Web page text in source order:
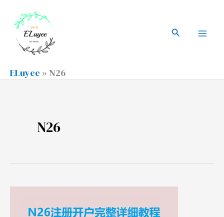
搜
ELuyee » N26
N26
索